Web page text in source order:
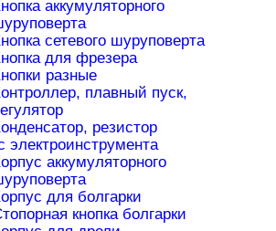
аккумуляторного
сетевого шуруповерта
для фрезера
разные
плавный пуск,
резистор
электроинструмента
аккумуляторного
для болгарки
кнопка болгарки